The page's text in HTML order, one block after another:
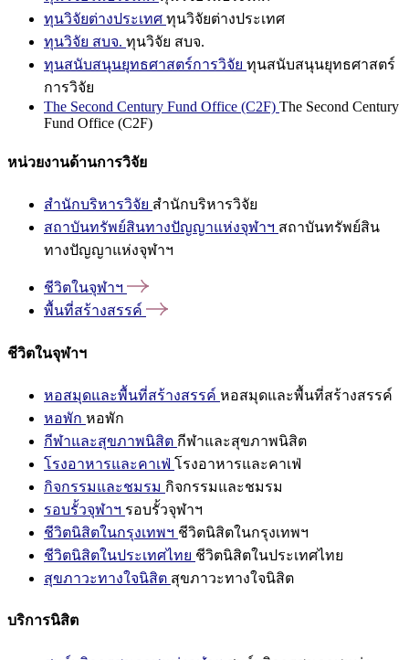
ทุนวิจัยต่างประเทศ ทุนวิจัยต่างประเทศ
ทุนวิจัย สบจ. ทุนวิจัย สบจ.
ทุนสนับสนุนยุทธศาสตร์การวิจัย ทุนสนับสนุนยุทธศาสตร์
การวิจัย
The Second Century Fund Office (C2F) The Second Century
Fund Office (C2F)
หน่วยงานด้านการวิจัย
สำนักบริหารวิจัย สำนักบริหารวิจัย
สถาบันทรัพย์สินทางปัญญาแห่งจุฬาฯ สถาบันทรัพย์สิน
ทางปัญญาแห่งจุฬาฯ
ชีวิตในจุฬาฯ
พื้นที่สร้างสรรค์
ชีวิตในจุฬาฯ
หอสมุดและพื้นที่สร้างสรรค์ หอสมุดและพื้นที่สร้างสรรค์
หอพัก หอพัก
กีฬาและสุขภาพนิสิต กีฬาและสุขภาพนิสิต
โรงอาหารและคาเฟ่ โรงอาหารและคาเฟ่
กิจกรรมและชมรม กิจกรรมและชมรม
รอบรั้วจุฬาฯ รอบรั้วจุฬาฯ
ชีวิตนิสิตในกรุงเทพฯ ชีวิตนิสิตในกรุงเทพฯ
ชีวิตนิสิตในประเทศไทย ชีวิตนิสิตในประเทศไทย
สุขภาวะทางใจนิสิต สุขภาวะทางใจนิสิต
บริการนิสิต